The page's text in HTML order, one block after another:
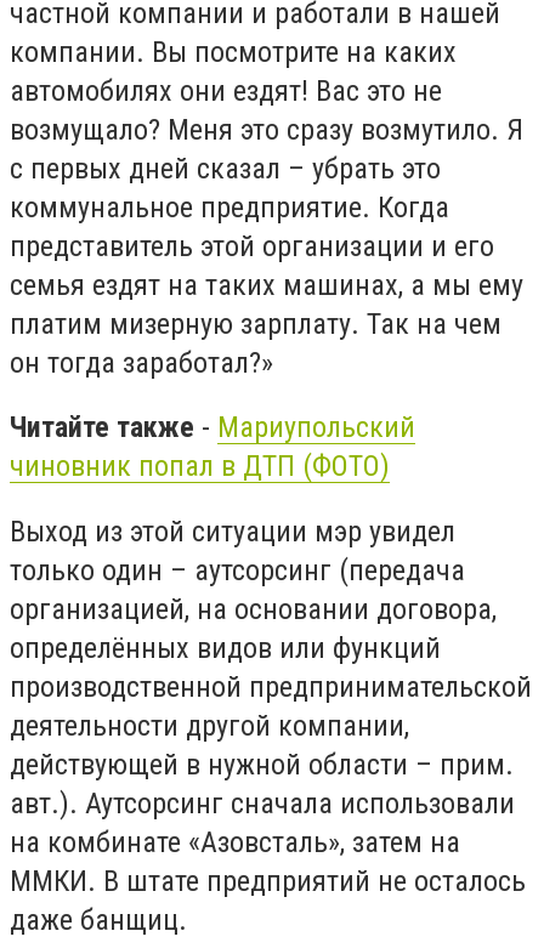
частной компании и работали в нашей
компании. Вы посмотрите на каких
автомобилях они ездят! Вас это не
возмущало? Меня это сразу возмутило. Я
с первых дней сказал – убрать это
коммунальное предприятие. Когда
представитель этой организации и его
семья ездят на таких машинах, а мы ему
платим мизерную зарплату. Так на чем
он тогда заработал?»
Читайте также - Мариупольский
чиновник попал в ДТП (ФОТО)
Выход из этой ситуации мэр увидел
только один – аутсорсинг (передача
организацией, на основании договора,
определённых видов или функций
производственной предпринимательской
деятельности другой компании,
действующей в нужной области – прим.
авт.). Аутсорсинг сначала использовали
на комбинате «Азовсталь», затем на
ММКИ. В штате предприятий не осталось
даже банщиц.